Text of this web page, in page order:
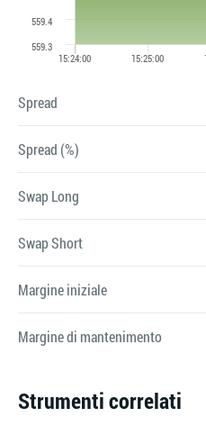
Spread
Spread (%)
Swap Long
Swap Short
Margine iniziale
Margine di mantenimento
Strumenti correlati